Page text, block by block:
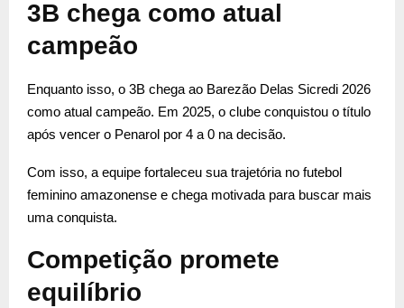
3B chega como atual
campeão
Enquanto isso, o 3B chega ao Barezão Delas Sicredi 2026
como atual campeão. Em 2025, o clube conquistou o título
após vencer o Penarol por 4 a 0 na decisão.
Com isso, a equipe fortaleceu sua trajetória no futebol
feminino amazonense e chega motivada para buscar mais
uma conquista.
Competição promete
equilíbrio